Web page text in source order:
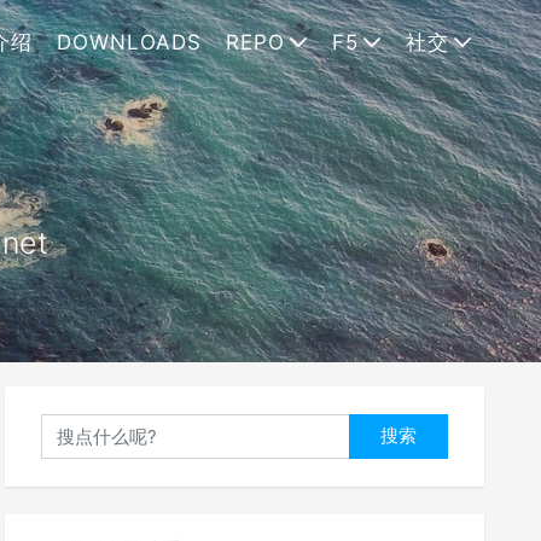
绍 DOWNLOADS REPO F5 社交
搜索